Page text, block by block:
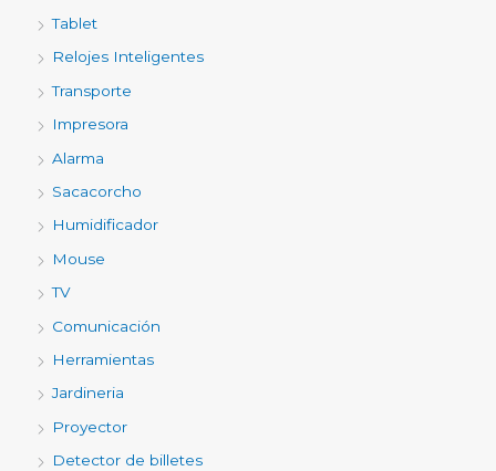
Tablet
Relojes Inteligentes
Transporte
Impresora
Alarma
Sacacorcho
Humidificador
Mouse
TV
Comunicación
Herramientas
Jardineria
Proyector
Detector de billetes